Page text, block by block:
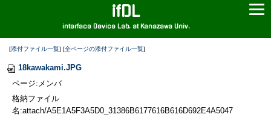
ifDL
interface Device Lab. at Kanazawa Univ.
[添付ファイル一覧] [全ページの添付ファイル一覧]
18kawakami.JPG
ページ:メンバ
格納ファイル
名:attach/A5E1A5F3A5D0_31386B6177616B616D692E4A5047